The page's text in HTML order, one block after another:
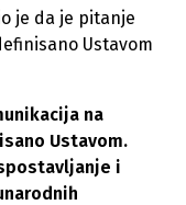
je da je pitanje
Ustavom
na
Ustavom.
i